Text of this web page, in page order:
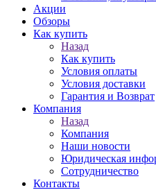
Акции
Обзоры
Как купить
Назад
Как купить
Условия оплаты
Условия доставки
Гарантия и Возврат
Компания
Назад
Компания
Наши новости
Юридическая
Сотрудничество
Контакты